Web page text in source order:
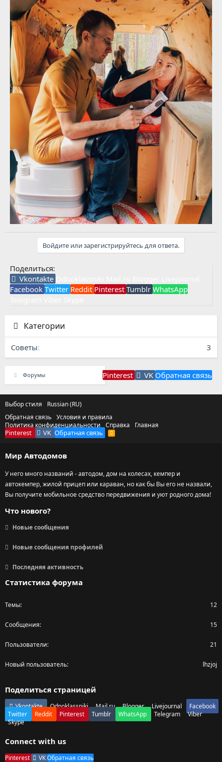
Войдите или зарегистрируйтесь для ответа.
Поделиться:
Vkontakte
Facebook Twitter Reddit Pinterest Tumblr WhatsApp
Категории
Советы 3
Форумы Pinterest VK Обратная связь
Выбор стиля
Russian (RU)
Обратная связь Условия и правила
Политика конфиденциальности
Справка Главная
Pinterest VK Обратная связь
R
S
Мир Автодомов
У него много названий - автодом, дом на колесах, кемпер и
автокемпер, жилой прицеп или караван, но как бы Вы его не назвали,
Вы получите мобильное средство передвижения и уют родного дома!
Что нового?
Новые сообщения
Новые сообщения профилей
Последняя активность
Статистика форума
Темы 12
Сообщения 15
Пользователи 21
Новый пользователь lhzjoj
Поделиться страницей
Vkontakte Odnoklassniki Mail.ru Blogger Livejournal
Facebook
Twitter
Reddit Pinterest Tumblr WhatsApp Telegram
Viber
Skype
Connect with us
Pinterest VKОбратная связь